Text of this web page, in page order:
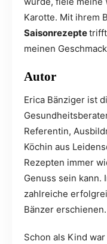
Karotte. Mit ihrem
Saisonrezeptetrifft
meinen
Autor
Erica Bänziger ist
Referentin,
Köchin aus
Rezepten immer
Genuss sein kann.
zahlreiche
Bänzer erschienen.
Schon als Kind